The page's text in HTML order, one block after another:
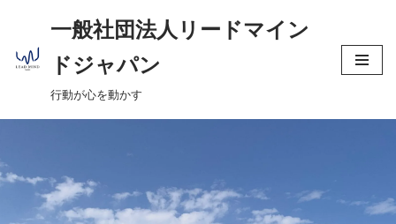
コ
ン
ン
キ
一般社団法人リードマイン
ドジャパン
行動が心を動かす